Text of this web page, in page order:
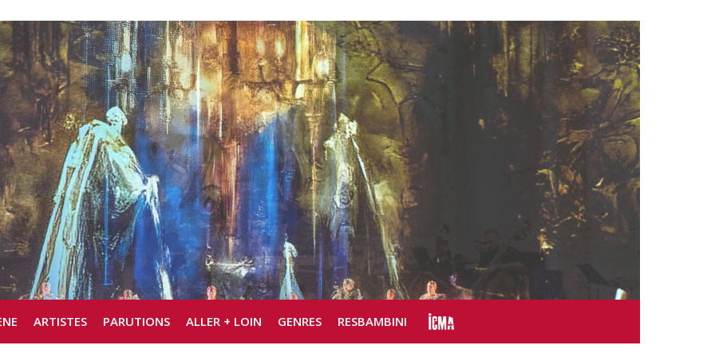
ARTISTES PARUTIONS ALLER + LOIN GENRES RESBAMBINI